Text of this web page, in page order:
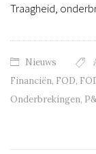
Traagheid,
Nieuws
Financiën, FOD,
Onderbrekingen,